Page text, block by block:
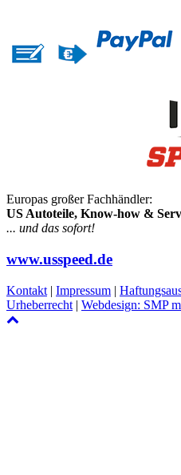
Europas großer Fachhändler:
US Autoteile, Know-how &
... und das sofort!
www.usspeed.de
Kontakt | Impressum |
Urheberrecht | Webdesign: SMP